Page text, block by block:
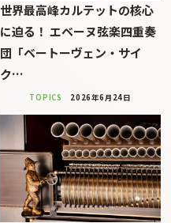
世界最高峰カルテットの核心
に迫る！ エベーヌ弦楽四重奏
団「ベートーヴェン・サイ
ク…
TOPICS 2026年6月24日